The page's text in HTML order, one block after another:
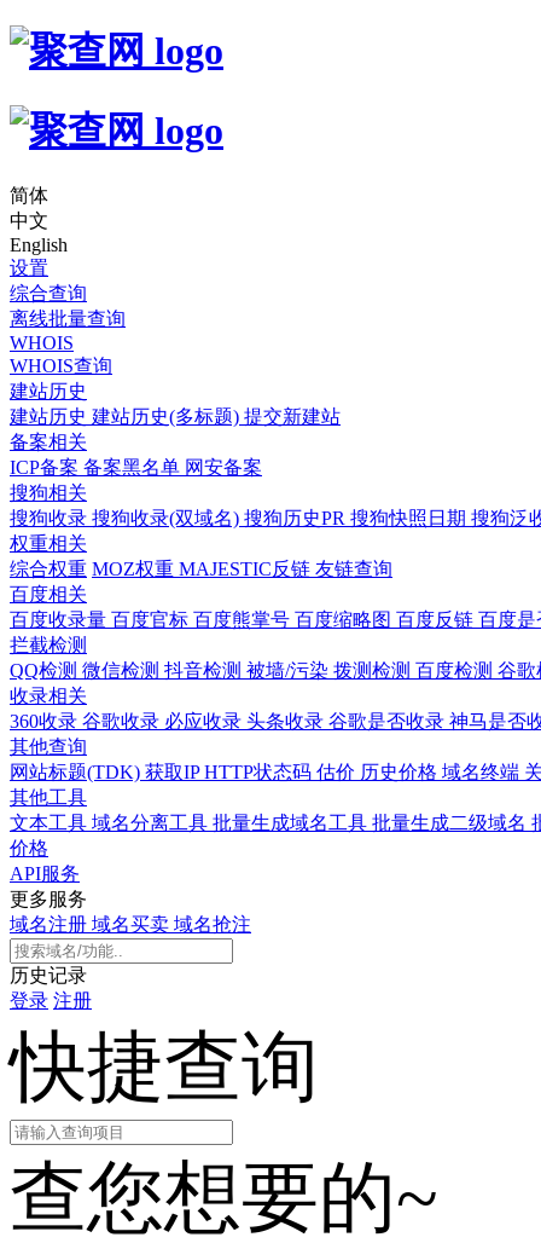
简体
中文
English
设置
综合查询
离线批量查询
WHOIS
WHOIS查询
建站历史
建站历史 建站历史(多标题) 提交新建站
备案相关
ICP备案 备案黑名单 网安备案
搜狗相关
搜狗收录 搜狗收录(双域名) 搜狗历史PR 搜狗快照日期 搜狗泛
权重相关
综合权重 MOZ权重 MAJESTIC反链 友链查询
百度相关
百度收录量 百度官标 百度熊掌号 百度缩略图 百度反链 百度
拦截检测
QQ检测 微信检测 抖音检测 被墙/污染 拨测检测 百度检测 谷
收录相关
360收录 谷歌收录 必应收录 头条收录 谷歌是否收录 神马是否
其他查询
网站标题(TDK) 获取IPHTTP状态码 估价 历史价格 域名终端
其他工具
文本工具 域名分离工具 批量生成域名工具 批量生成二级域名
价格
API服务
更多服务
域名注册 域名买卖 域名抢注
历史记录
登录 注册
快捷查询
查您想要的~